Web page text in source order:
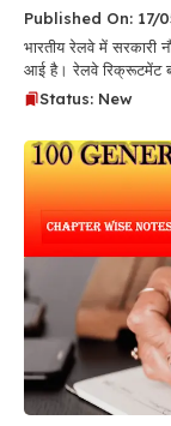
Published On: 17/
भारतीय रेलवे में सरकारी
आई है। रेलवे रिक्रूटमेंट
Status: New